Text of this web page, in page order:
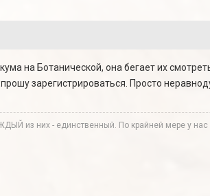
на Ботанической, она бегает их
зарегистрироваться. Просто
из них - единственный. По крайней мере у нас